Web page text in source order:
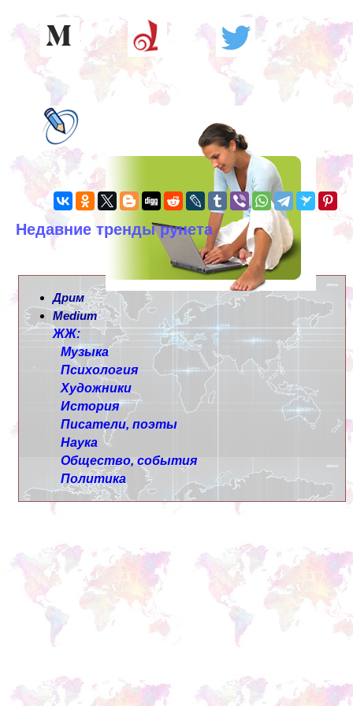
Недавние тренды рунета
Дрим
Medium
ЖЖ:
Музыка
Психология
Художники
История
Писатели, поэты
Наука
Общество, события
Политика